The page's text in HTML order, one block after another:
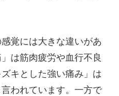
覚には大きな違いがあ
は筋肉疲労や血行不良
キとした強い痛み」は
われています。一方で